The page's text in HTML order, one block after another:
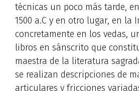
técnicas un poco más tarde,
1500 a.C y en otro lugar, en la
concretamente en los vedas,
libros en sánscrito que
maestra de la literatura
se realizan descripciones de
articulares y fricciones